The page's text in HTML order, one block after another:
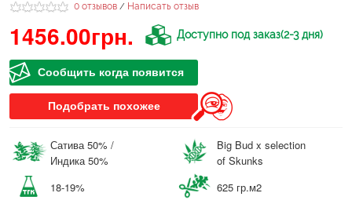
0 отзывов / Написать отзыв
1456.00грн. Доступно под заказ(2-3 дня)
Сообщить когда появится
Подобрать похожее
Сатива 50% /
Индика 50%
Big Bud x selection
of Skunks
18-19%
625 гр.м2